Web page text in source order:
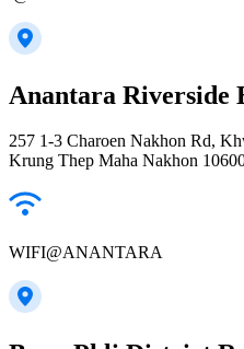
Anantara Riverside
257 1-3 Charoen Nakhon Rd,
Krung Thep Maha Nakhon
WIFI@ANANTARA